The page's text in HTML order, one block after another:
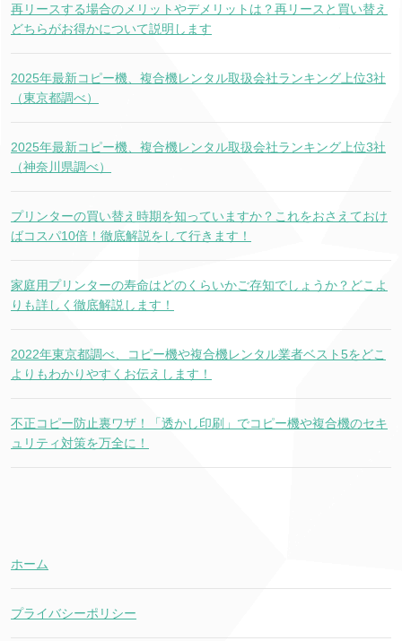
再リースする場合のメリットやデメリットは？再リースと買い替え
どちらがお得かについて説明します
2025年最新コピー機、複合機レンタル取扱会社ランキング上位3社
（東京都調べ）
2025年最新コピー機、複合機レンタル取扱会社ランキング上位3社
（神奈川県調べ）
プリンターの買い替え時期を知っていますか？これをおさえておけ
ばコスパ10倍！徹底解説をして行きます！
家庭用プリンターの寿命はどのくらいかご存知でしょうか？どこよ
りも詳しく徹底解説します！
2022年東京都調べ、コピー機や複合機レンタル業者ベスト5をどこ
よりもわかりやすくお伝えします！
不正コピー防止裏ワザ！「透かし印刷」でコピー機や複合機のセキ
ュリティ対策を万全に！
ホーム
プライバシーポリシー